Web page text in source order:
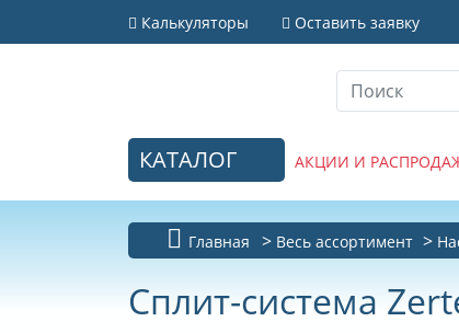
Калькуляторы Оставить заявку
КАТАЛОГ АКЦИИ И
Главная Весь ассортимент
Сплит-система